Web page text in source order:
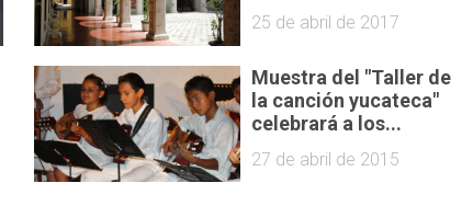
25 de abril de 2017
Muestra del "Taller de
la canción yucateca"
celebrará a los...
27 de abril de 2015